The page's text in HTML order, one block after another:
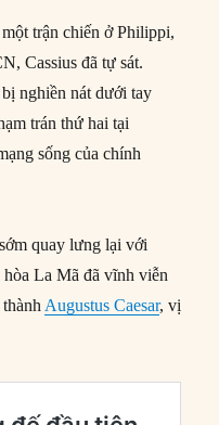
trận chiến ở Philippi,
Cassius đã tự sát.
nghiền nát dưới tay
trán thứ hai tại
sống của chính
quay lưng lại với
La Mã đã vĩnh viễn
thànhAugustus Caesar, vị